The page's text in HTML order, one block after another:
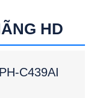
HD
C439AI